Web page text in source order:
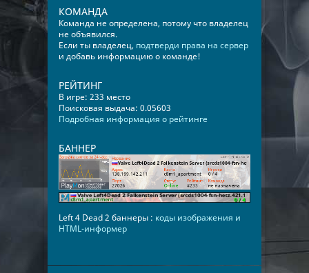
КОМАНДА
Команда не определена, потому что владелец
не объявился.
Если ты владелец, подтверди права на сервер
и добавь информацию о команде!
РЕЙТИНГ
В игре: 233 место
Поисковая выдача: 0.05603
Подробная информация о рейтинге
БАННЕР
Left 4 Dead 2 баннеры : коды изображения и
HTML-информер